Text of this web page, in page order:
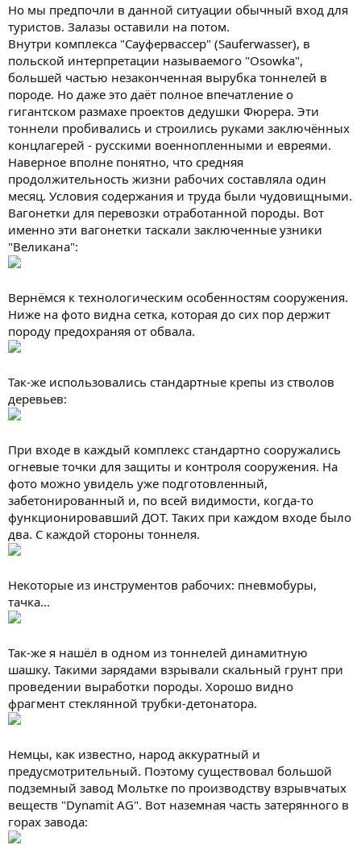
Но мы предпочли в данной ситуации обычный вход для
туристов. Залазы оставили на потом.
Внутри комплекса "Сауфервассер" (Sauferwasser), в
польской интерпретации называемого "Osowka",
большей частью незаконченная вырубка тоннелей в
породе. Но даже это даёт полное впечатление о
гигантском размахе проектов дедушки Фюрера. Эти
тоннели пробивались и строились руками заключённых
концлагерей - русскими военнопленными и евреями.
Наверное вполне понятно, что средняя
продолжительность жизни рабочих составляла один
месяц. Условия содержания и труда были чудовищными.
Вагонетки для перевозки отработанной породы. Вот
именно эти вагонетки таскали заключенные узники
"Великана":
Вернёмся к технологическим особенностям сооружения.
Ниже на фото видна сетка, которая до сих пор держит
породу предохраняя от обвала.
Так-же использовались стандартные крепы из стволов
деревьев:
При входе в каждый комплекс стандартно сооружались
огневые точки для защиты и контроля сооружения. На
фото можно увидель уже подготовленный,
забетонированный и, по всей видимости, когда-то
функционировавший ДОТ. Таких при каждом входе было
два. С каждой стороны тоннеля.
Некоторые из инструментов рабочих: пневмобуры,
тачка...
Так-же я нашёл в одном из тоннелей динамитную
шашку. Такими зарядами взрывали скальный грунт при
проведении выработки породы. Хорошо видно
фрагмент стеклянной трубки-детонатора.
Немцы, как известно, народ аккуратный и
предусмотрительный. Поэтому существовал большой
подземный завод Мольтке по производству взрывчатых
веществ "Dynamit AG". Вот наземная часть затерянного в
горах завода: